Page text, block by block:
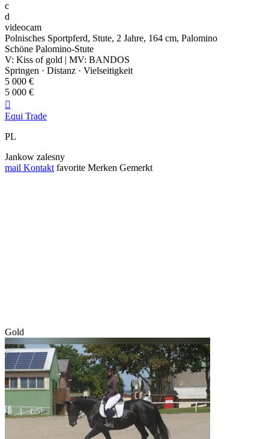
c
d
videocam
Polnisches Sportpferd, Stute, 2 Jahre, 164 cm, Palomino
Schöne Palomino-Stute
V: Kiss of gold | MV: BANDOS
Springen · Distanz · Vielseitigkeit
5 000 €
5 000 €

Equi Trade
PL
Jankow zalesny
mail Kontakt favorite Merken Gemerkt
Gold